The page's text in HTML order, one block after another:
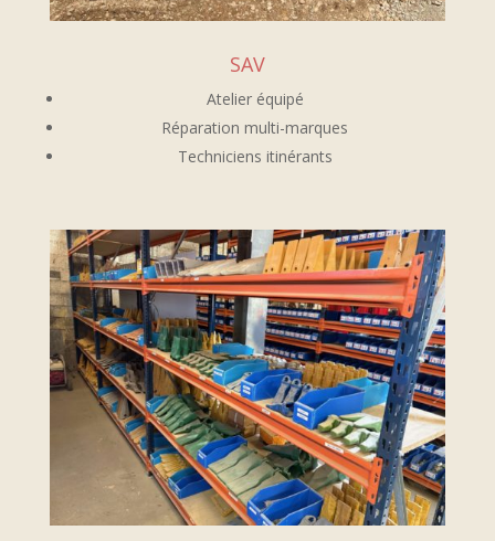
SAV
Atelier équipé
Réparation multi-marques
Techniciens itinérants